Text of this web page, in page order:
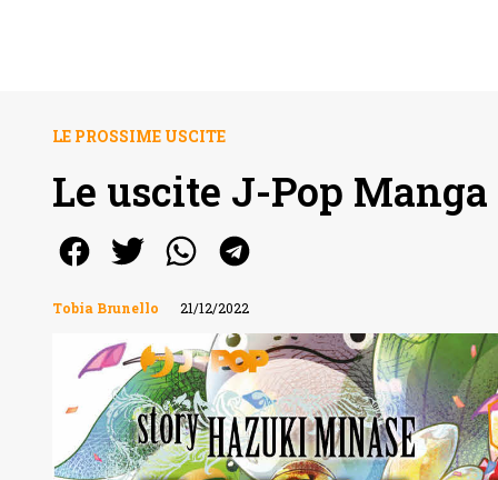
LE PROSSIME USCITE
Le uscite J-Pop
Tobia Brunello 21/12/2022